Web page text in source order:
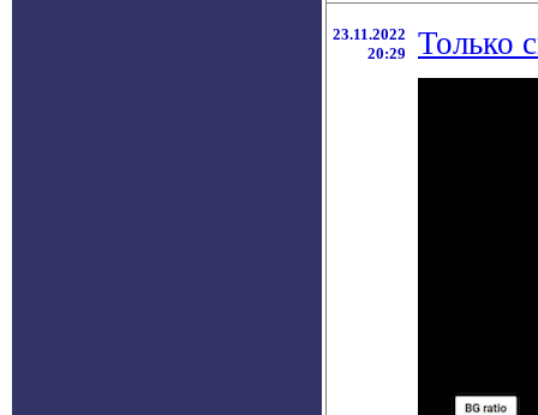
23.11.2022
20:29
Только